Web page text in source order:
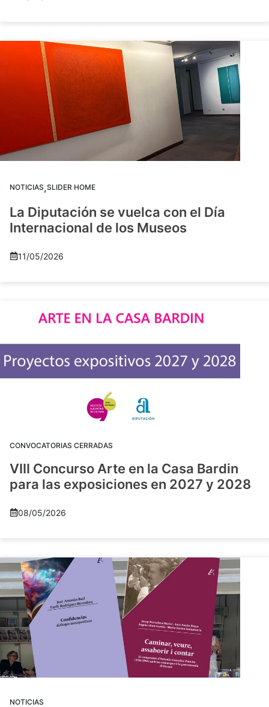
NOTICIAS,SLIDER HOME
La Diputación se vuelca con el Día
Internacional de los Museos
11/05/2026
CONVOCATORIAS CERRADAS
VIII Concurso Arte en la Casa Bardin
para las exposiciones en 2027 y 2028
08/05/2026
NOTICIAS